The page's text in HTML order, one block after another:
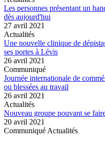
Les personnes présentant un
dès aujourd'hui
27 avril 2021
Actualités
Une nouvelle clinique de
ses portes à Lévis
26 avril 2021
Communiqué
Journée internationale de
ou blessées au travail
26 avril 2021
Actualités
Nouveau groupe pouvant se
20 avril 2021
Communiqué Actualités